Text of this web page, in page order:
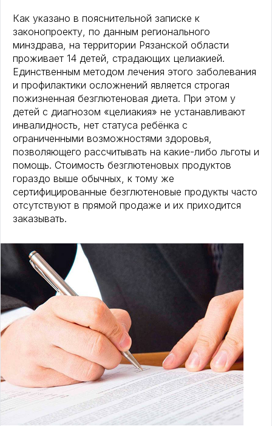
Как указано в пояснительной записке к
законопроекту, по данным регионального
минздрава, на территории Рязанской области
проживает 14 детей, страдающих целиакией.
Единственным методом лечения этого заболевания
и профилактики осложнений является строгая
пожизненная безглютеновая диета. При этом у
детей с диагнозом «целиакия» не устанавливают
инвалидность, нет статуса ребёнка с
ограниченными возможностями здоровья,
позволяющего рассчитывать на какие-либо льготы и
помощь. Стоимость безглютеновых продуктов
гораздо выше обычных, к тому же
сертифицированные безглютеновые продукты часто
отсутствуют в прямой продаже и их приходится
заказывать.